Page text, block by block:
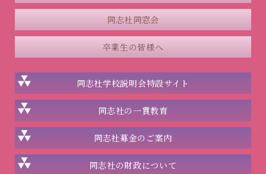
同志社同窓会
卒業生の皆様へ
同志社学校説明会特設サイト
同志社の一貫教育
同志社募金のご案内
同志社の財政について